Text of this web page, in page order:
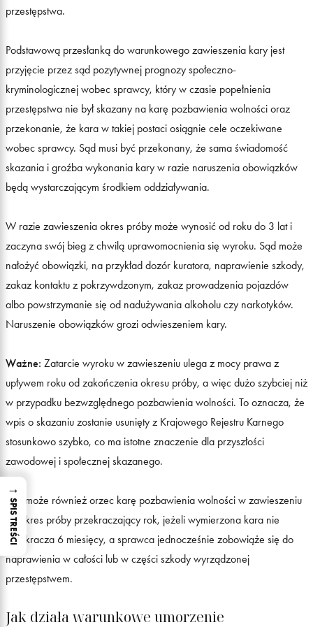
przestępstwa.
Podstawową przesłanką do warunkowego zawieszenia kary jest
przyjęcie przez sąd pozytywnej prognozy społeczno-
kryminologicznej wobec sprawcy, który w czasie popełnienia
przestępstwa nie był skazany na karę pozbawienia wolności oraz
przekonanie, że kara w takiej postaci osiągnie cele oczekiwane
wobec sprawcy. Sąd musi być przekonany, że sama świadomość
skazania i groźba wykonania kary w razie naruszenia obowiązków
będą wystarczającym środkiem oddziaływania.
W razie zawieszenia okres próby może wynosić od roku do 3 lat i
zaczyna swój bieg z chwilą uprawomocnienia się wyroku. Sąd może
nałożyć obowiązki, na przykład dozór kuratora, naprawienie szkody,
zakaz kontaktu z pokrzywdzonym, zakaz prowadzenia pojazdów
albo powstrzymanie się od nadużywania alkoholu czy narkotyków.
Naruszenie obowiązków grozi odwieszeniem kary.
Ważne: Zatarcie wyroku w zawieszeniu ulega z mocy prawa z
upływem roku od zakończenia okresu próby, a więc dużo szybciej niż
w przypadku bezwzględnego pozbawienia wolności. To oznacza, że
wpis o skazaniu zostanie usunięty z Krajowego Rejestru Karnego
stosunkowo szybko, co ma istotne znaczenie dla przyszłości
zawodowej i społecznej skazanego.
Sąd może również orzec karę pozbawienia wolności w zawieszeniu
na okres próby przekraczający rok, jeżeli wymierzona kara nie
przekracza 6 miesięcy, a sprawca jednocześnie zobowiąże się do
naprawienia w całości lub w części szkody wyrządzonej
przestępstwem.
Jak działa warunkowe umorzenie
→
SPIS TREŚCI